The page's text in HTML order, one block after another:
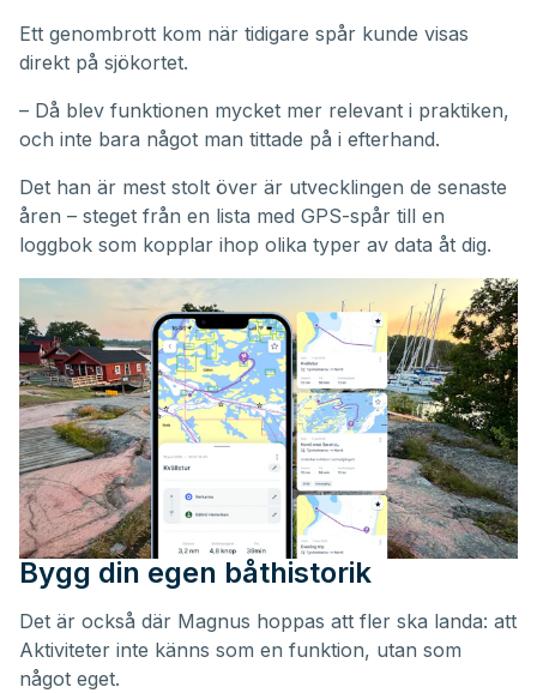
Ett genombrott kom när tidigare spår kunde visas
direkt på sjökortet.
– Då blev funktionen mycket mer relevant i praktiken,
och inte bara något man tittade på i efterhand.
Det han är mest stolt över är utvecklingen de senaste
åren – steget från en lista med GPS-spår till en
loggbok som kopplar ihop olika typer av data åt dig.
Bygg din egen båthistorik
Det är också där Magnus hoppas att fler ska landa: att
Aktiviteter inte känns som en funktion, utan som
något eget.